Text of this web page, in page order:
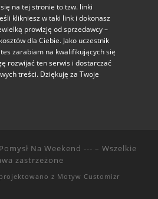
na tej stronie to tzw. linki
klikniesz w taki link i dokonasz
prowizję od sprzedawcy –
dla Ciebie. Jako uczestnik
zarabiam na kwalifikujących się
rozwijać ten serwis i dostarczać
treści. Dziękuję za Twoje
Na Weekend --- – Wszelkie
zastrzeżone
z Motyw Customizr